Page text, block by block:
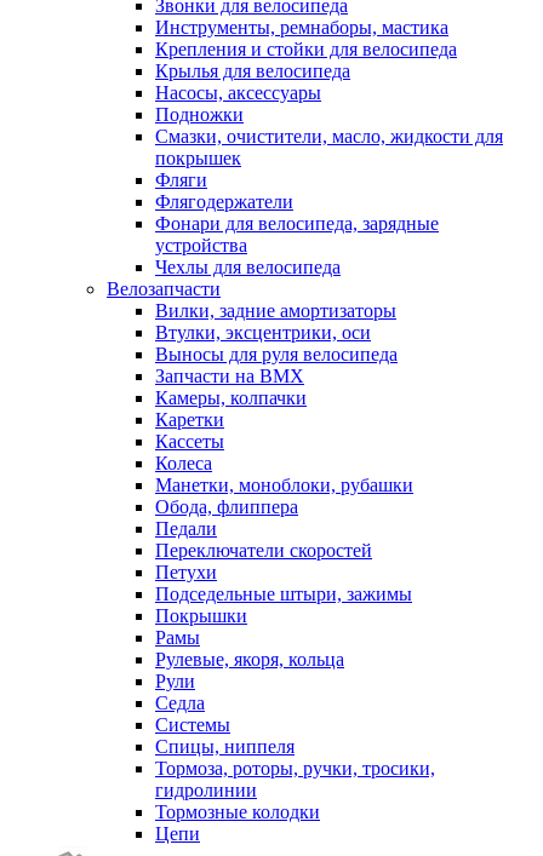
Звонки для велосипеда
Инструменты, ремнаборы, мастика
Крепления и стойки для велосипеда
Крылья для велосипеда
Насосы, аксессуары
Подножки
Смазки, очистители, масло, жидкости для
покрышек
Фляги
Флягодержатели
Фонари для велосипеда, зарядные
устройства
Чехлы для велосипеда
Велозапчасти
Вилки, задние амортизаторы
Втулки, эксцентрики, оси
Выносы для руля велосипеда
Запчасти на BMX
Камеры, колпачки
Каретки
Кассеты
Колеса
Манетки, моноблоки, рубашки
Обода, флиппера
Педали
Переключатели скоростей
Петухи
Подседельные штыри, зажимы
Покрышки
Рамы
Рулевые, якоря, кольца
Рули
Седла
Системы
Спицы, ниппеля
Тормоза, роторы, ручки, тросики,
гидролинии
Тормозные колодки
Цепи